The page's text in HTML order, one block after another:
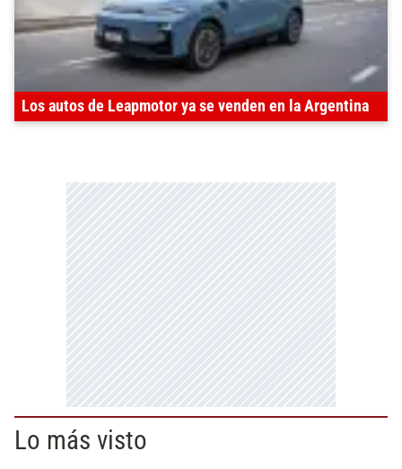
Los autos de Leapmotor ya se venden en la Argentina
Lo más visto